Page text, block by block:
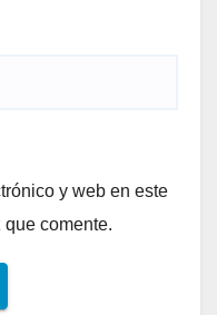
y web en este
comente.